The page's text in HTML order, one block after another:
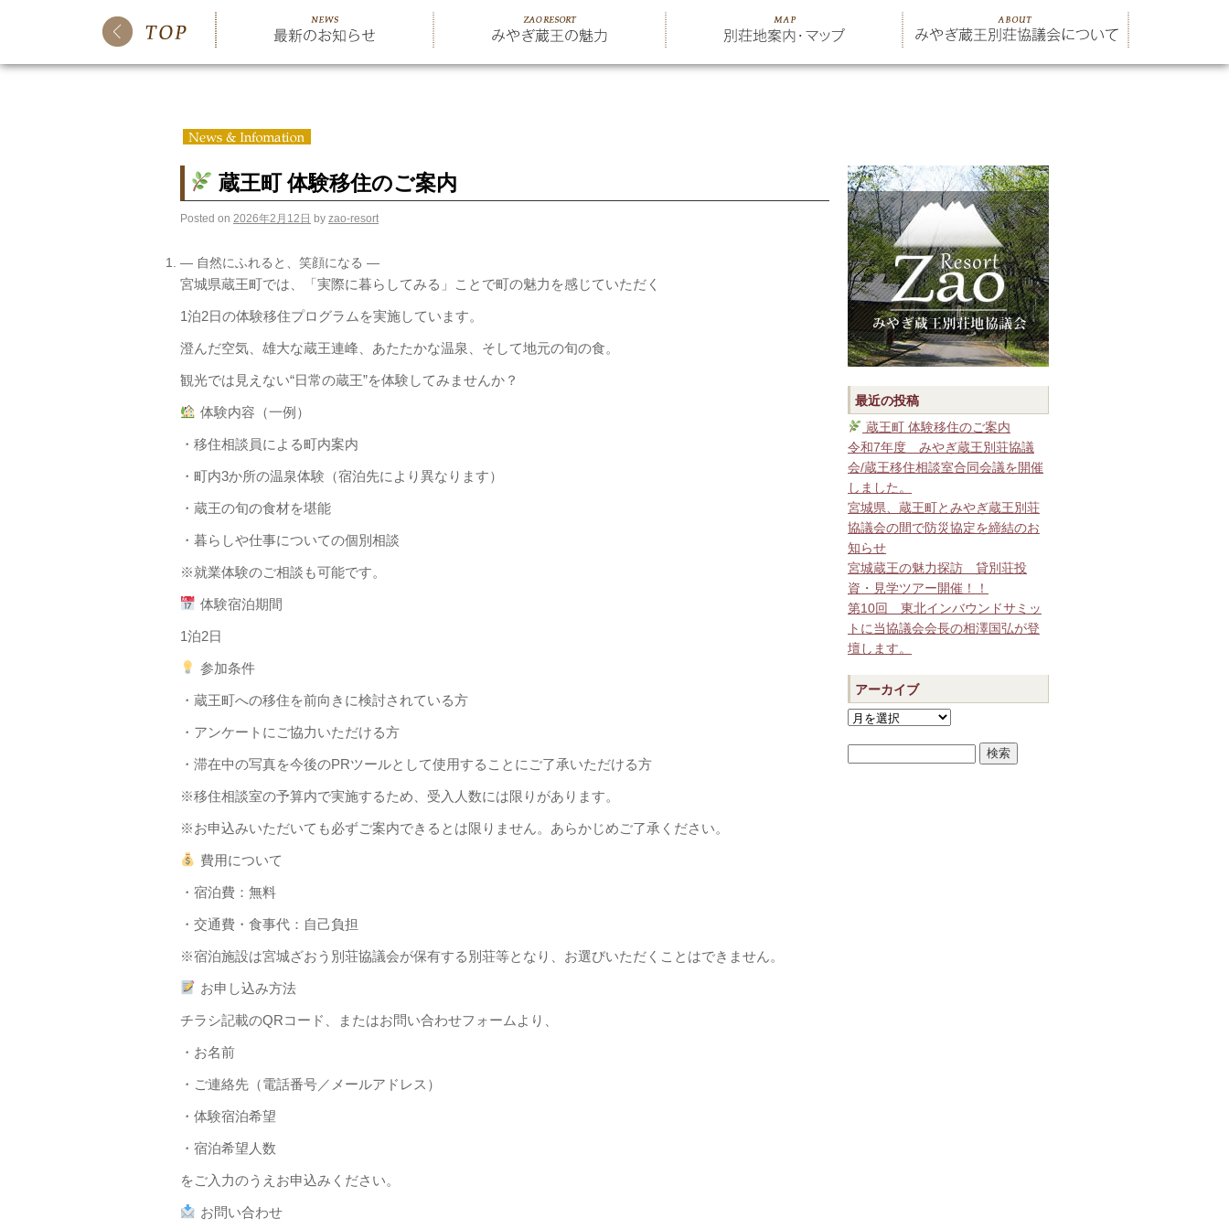
蔵王町 体験移住のご案内
Posted on 2026年2月12日 by zao-resort
― 自然にふれると、笑顔になる ―
宮城県蔵王町では、「実際に暮らしてみる」ことで町の魅力を感じていただく
1泊2日の体験移住プログラムを実施しています。
澄んだ空気、雄大な蔵王連峰、あたたかな温泉、そして地元の旬の食。
観光では見えない“日常の蔵王”を体験してみませんか？
体験内容（一例）
・移住相談員による町内案内
・町内3か所の温泉体験（宿泊先により異なります）
・蔵王の旬の食材を堪能
・暮らしや仕事についての個別相談
※就業体験のご相談も可能です。
体験宿泊期間
1泊2日
参加条件
・蔵王町への移住を前向きに検討されている方
・アンケートにご協力いただける方
・滞在中の写真を今後のPRツールとして使用することにご了承いただける方
※移住相談室の予算内で実施するため、受入人数には限りがあります。
※お申込みいただいても必ずご案内できるとは限りません。あらかじめご了承ください。
費用について
・宿泊費：無料
・交通費・食事代：自己負担
※宿泊施設は宮城ざおう別荘協議会が保有する別荘等となり、お選びいただくことはできません。
お申し込み方法
チラシ記載のQRコード、またはお問い合わせフォームより、
・お名前
・ご連絡先（電話番号／メールアドレス）
・体験宿泊希望
・宿泊希望人数
をご入力のうえお申込みください。
お問い合わせ
最近の投稿
蔵王町 体験移住のご案内
令和7年度 みやぎ蔵王別荘協議
会/蔵王移住相談室合同会議を開催
しました。
宮城県、蔵王町とみやぎ蔵王別荘
協議会の間で防災協定を締結のお
知らせ
宮城蔵王の魅力探訪 貸別荘投
資・見学ツアー開催！！
第10回 東北インバウンドサミッ
トに当協議会会長の相澤国弘が登
壇します。
アーカイブ
ア